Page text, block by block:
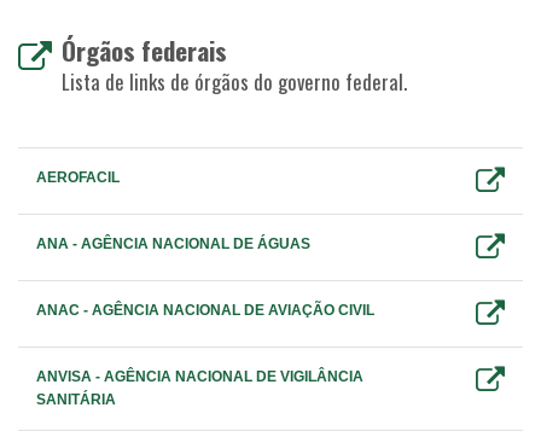
Órgãos federais
Lista de links de órgãos do governo federal.
AEROFACIL
ANA - AGÊNCIA NACIONAL DE ÁGUAS
ANAC - AGÊNCIA NACIONAL DE AVIAÇÃO CIVIL
ANVISA - AGÊNCIA NACIONAL DE VIGILÂNCIA
SANITÁRIA